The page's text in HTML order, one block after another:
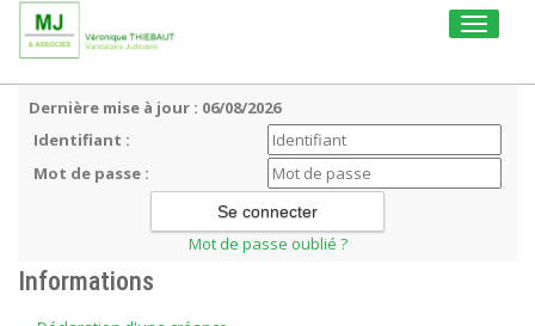
Toggle
Dernière mise à jour : 06/08/2026
Identifiant :
Mot de passe :
Mot de passe oublié ?
Informations